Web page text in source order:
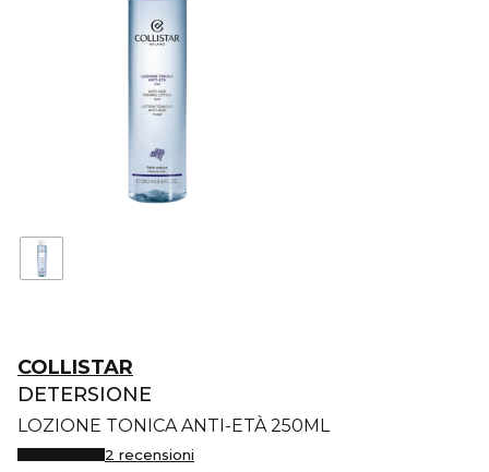
COLLISTAR
DETERSIONE
LOZIONE TONICA ANTI-ETÀ 250ML
2 recensioni